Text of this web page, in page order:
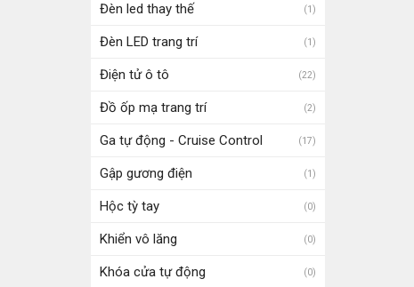
Đèn led thay thế (1)
Đèn LED trang trí (1)
Điện tử ô tô (22)
Đồ ốp mạ trang trí (2)
Ga tự động - Cruise Control (17)
Gập gương điện (1)
Hộc tỳ tay (0)
Khiển vô lăng (0)
Khóa cửa tự động (0)